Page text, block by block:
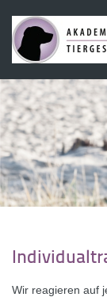
Wir reagieren auf